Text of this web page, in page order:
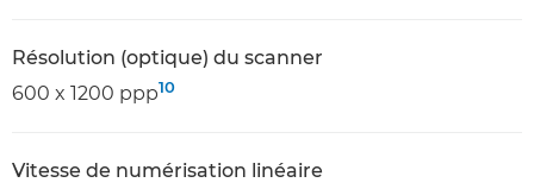
Résolution (optique) du scanner
600 x 1200 ppp10
Vitesse de numérisation linéaire